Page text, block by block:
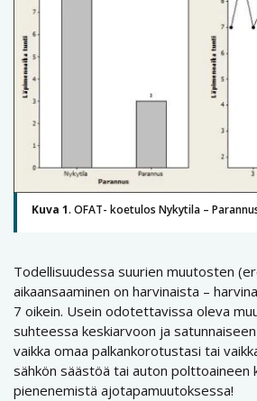
Kuva 1. OFAT- koetulos Nykytila –
Todellisuudessa suurien muutosten
aikaansaaminen on harvinaista –
7 oikein. Usein odotettavissa oleva
suhteessa keskiarvoon ja
vaikka omaa palkankorotustasi tai
sähkön säästöä tai auton polttoaineen
pienenemistä ajotapamuutoksessa!